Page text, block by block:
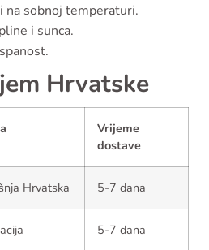
na sobnoj temperaturi.
i sunca.
Hrvatske
Vrijeme
dostave
Hrvatska 5-7 dana
5-7 dana